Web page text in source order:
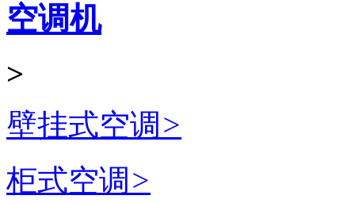
空调机
>
壁挂式空调 >
柜式空调 >